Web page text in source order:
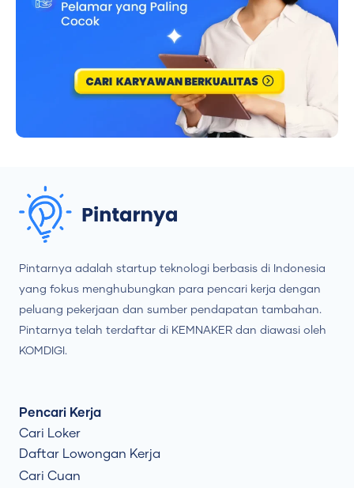
Pintarnya adalah startup teknologi berbasis di Indonesia
yang fokus menghubungkan para pencari kerja dengan
peluang pekerjaan dan sumber pendapatan tambahan.
Pintarnya telah terdaftar di KEMNAKER dan diawasi oleh
KOMDIGI.
Pencari Kerja
Cari Loker
Daftar Lowongan Kerja
Cari Cuan